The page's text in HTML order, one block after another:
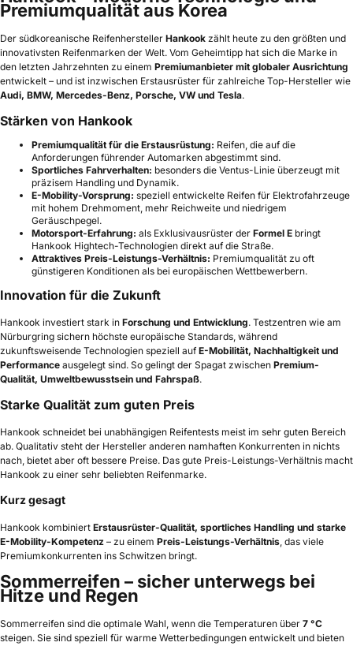
Premiumqualität aus Korea
Der südkoreanische Reifenhersteller Hankook zählt heute zu den größten und
innovativsten Reifenmarken der Welt. Vom Geheimtipp hat sich die Marke in
den letzten Jahrzehnten zu einem Premiumanbieter mit globaler Ausrichtung
entwickelt – und ist inzwischen Erstausrüster für zahlreiche Top-Hersteller wie
Audi, BMW, Mercedes-Benz, Porsche, VW und Tesla.
Stärken von Hankook
Premiumqualität für die Erstausrüstung: Reifen, die auf die
Anforderungen führender Automarken abgestimmt sind.
Sportliches Fahrverhalten: besonders die Ventus-Linie überzeugt mit
präzisem Handling und Dynamik.
E-Mobility-Vorsprung: speziell entwickelte Reifen für Elektrofahrzeuge
mit hohem Drehmoment, mehr Reichweite und niedrigem
Geräuschpegel.
Motorsport-Erfahrung: als Exklusivausrüster der Formel E bringt
Hankook Hightech-Technologien direkt auf die Straße.
Attraktives Preis-Leistungs-Verhältnis: Premiumqualität zu oft
günstigeren Konditionen als bei europäischen Wettbewerbern.
Innovation für die Zukunft
Hankook investiert stark in Forschung und Entwicklung. Testzentren wie am
Nürburgring sichern höchste europäische Standards, während
zukunftsweisende Technologien speziell aufE-Mobilität, Nachhaltigkeit und
Performance ausgelegt sind. So gelingt der Spagat zwischen Premium-
Qualität, Umweltbewusstsein und Fahrspaß.
Starke Qualität zum guten Preis
Hankook schneidet bei unabhängigen Reifentests meist im sehr guten Bereich
ab. Qualitativ steht der Hersteller anderen namhaften Konkurrenten in nichts
nach, bietet aber oft bessere Preise. Das gute Preis-Leistungs-Verhältnis macht
Hankook zu einer sehr beliebten Reifenmarke.
Kurz gesagt
Hankook kombiniert Erstausrüster-Qualität, sportliches Handling und starke
E-Mobility-Kompetenz – zu einem Preis-Leistungs-Verhältnis, das viele
Premiumkonkurrenten ins Schwitzen bringt.
Sommerreifen – sicher unterwegs bei
Hitze und Regen
Sommerreifen sind die optimale Wahl, wenn die Temperaturen über 7 °C
steigen. Sie sind speziell für warme Wetterbedingungen entwickelt und bieten